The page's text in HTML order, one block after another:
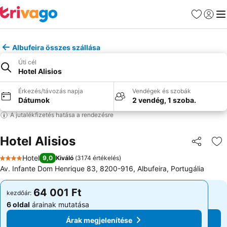
Kedvencek
Albufeira összes szállása
Úti cél
Hotel Alisios
Érkezés/távozás napja
Dátumok
Vendégek és szobák
2 vendég, 1 szoba.
A jutalékfizetés hatása a rendezésre
Hotel Alisios
4 Kategória
Hotel 9,0 Kiváló (3174 értékelés)
Av. Infante Dom Henrique 83, 8200-916, Albufeira, Portugália
kezdőár: 64 001 Ft
6 oldal árainak mutatása
Árak megjelenítése
kezdőár: 64 001 Ft
6 oldal árainak mutatása
Árak megjelenítése